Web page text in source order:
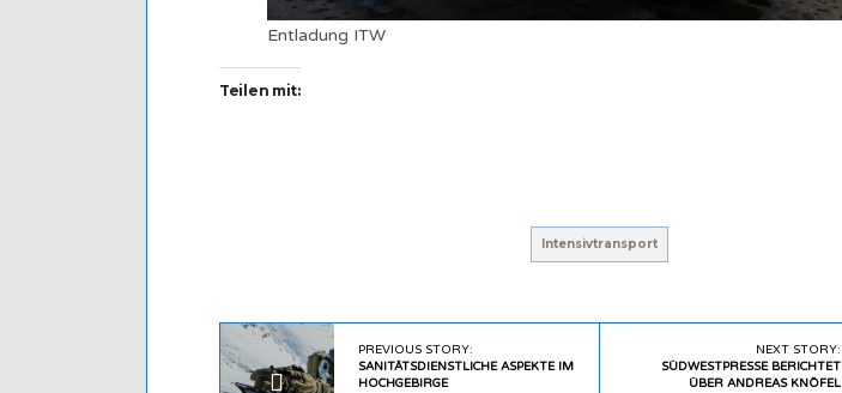
Entladung ITW
Teilen mit:
Intensivtransport
PREVIOUS STORY:
SANITÄTSDIENSTLICHE ASPEKTE IM
HOCHGEBIRGE
NEXT STORY:
SÜDWESTPRESSE BERICHTET
ÜBER ANDREAS KNÖFEL